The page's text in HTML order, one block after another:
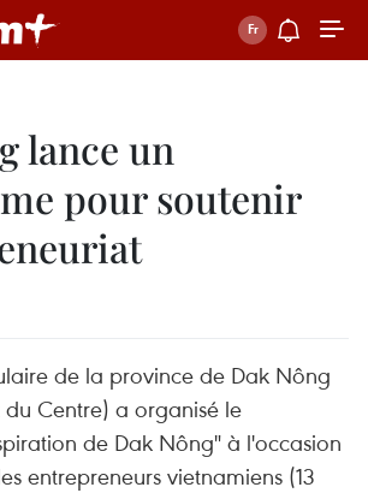
lance un
pour soutenir
de la province de Dak Nông
du Centre) a organisé le
de Dak Nông" à l'occasion
entrepreneurs vietnamiens (13